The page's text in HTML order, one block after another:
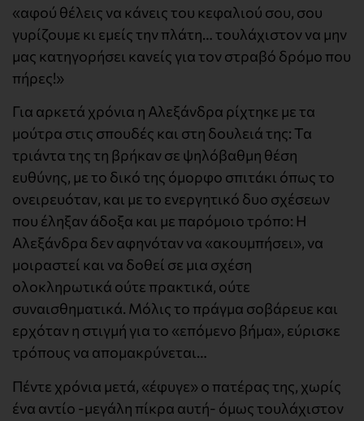
«αφού θέλεις να κάνεις του κεφαλιού σου, σου
γυρίζουμε κι εμείς την πλάτη… τουλάχιστον να μην
μας κατηγορήσει κανείς για τον στραβό δρόμο που
πήρες!»
Για αρκετά χρόνια η Αλεξάνδρα ρίχτηκε με τα
μούτρα στις σπουδές και στη δουλειά της: Τα
τριάντα της τη βρήκαν σε ψηλόβαθμη θέση
ευθύνης, με το δικό της όμορφο σπιτάκι όπως το
ονειρευόταν, και με το ενεργητικό δυο σχέσεων
που έληξαν άδοξα και με παρόμοιο τρόπο: Η
Αλεξάνδρα δεν αφηνόταν να «ακουμπήσει», να
μοιραστεί και να δοθεί σε μια σχέση
ολοκληρωτικά ούτε πρακτικά, ούτε
συναισθηματικά. Μόλις το πράγμα σοβάρευε και
ερχόταν η στιγμή για το «επόμενο βήμα», εύρισκε
τρόπους να απομακρύνεται…
Πέντε χρόνια μετά, «έφυγε» ο πατέρας της, χωρίς
ένα αντίο -μεγάλη πίκρα αυτή- όμως τουλάχιστον